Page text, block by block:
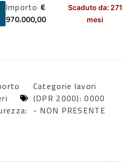
Importo €
970.000,00
Scaduto da: 271
mesi
Categorie lavori
(DPR 2000): 0000
- NON PRESENTE